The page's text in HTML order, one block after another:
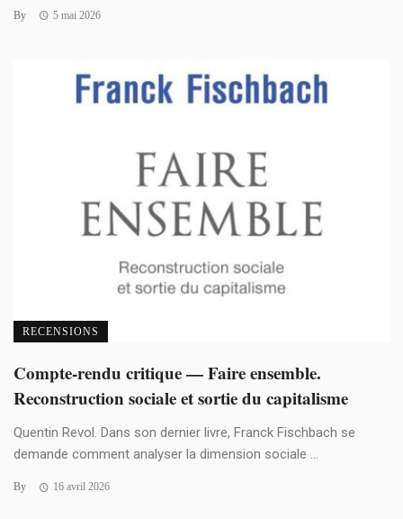
By 5 mai 2026
RECENSIONS
Compte-rendu critique — Faire ensemble.
Reconstruction sociale et sortie du capitalisme
Quentin Revol. Dans son dernier livre, Franck Fischbach se
demande comment analyser la dimension sociale ...
By 16 avril 2026